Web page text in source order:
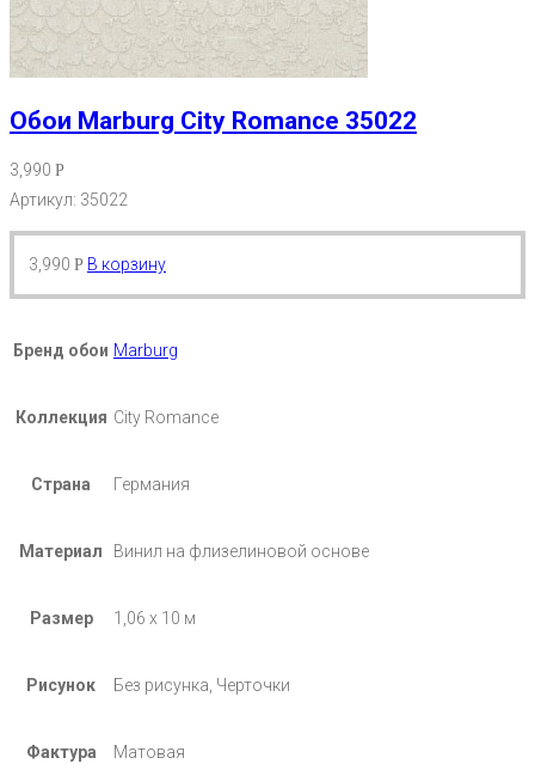
Обои Marburg City Romance 35022
3,990 Р
Артикул: 35022
3,990 Р В корзину
Бренд обои Marburg
Коллекция City Romance
Страна Германия
Материал Винил на флизелиновой основе
Размер 1,06 х 10 м
Рисунок Без рисунка, Черточки
Фактура Матовая